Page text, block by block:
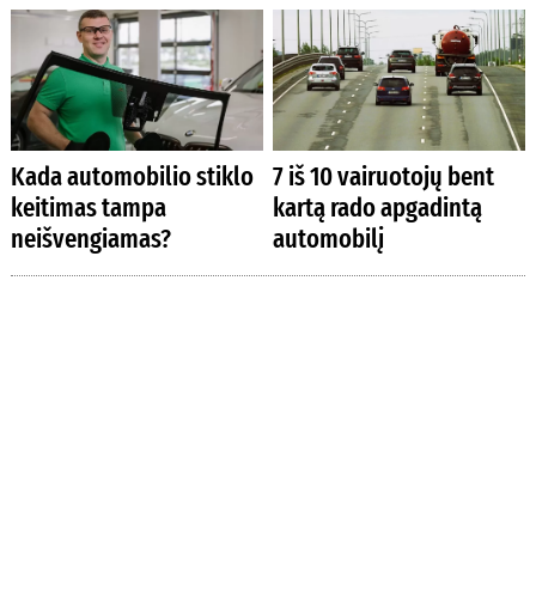
Kada automobilio stiklo
keitimas tampa
neišvengiamas?
7 iš 10 vairuotojų bent
kartą rado apgadintą
automobilį